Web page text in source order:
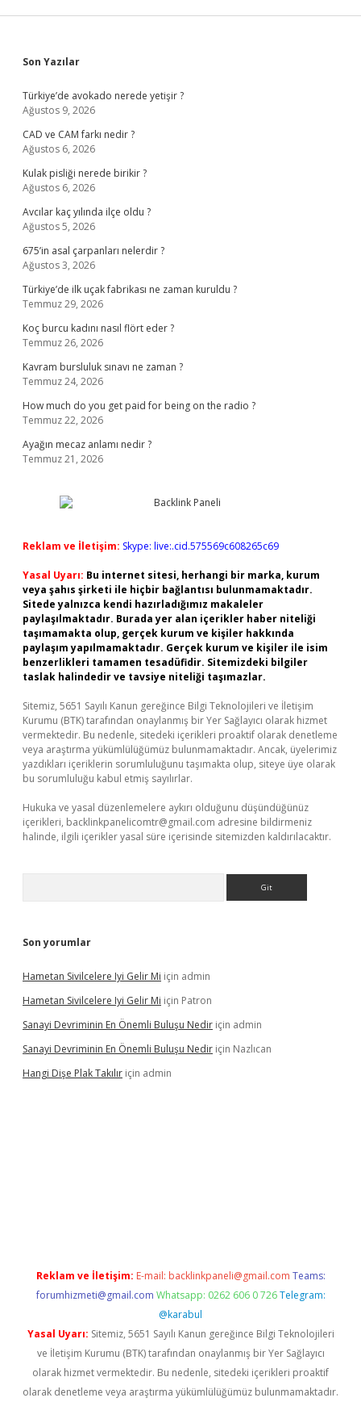
Sidebar
Son Yazılar
Türkiye’de avokado nerede yetişir ?
Ağustos 9, 2026
CAD ve CAM farkı nedir ?
Ağustos 6, 2026
Kulak pisliği nerede birikir ?
Ağustos 6, 2026
Avcılar kaç yılında ilçe oldu ?
Ağustos 5, 2026
675’in asal çarpanları nelerdir ?
Ağustos 3, 2026
Türkiye’de ilk uçak fabrikası ne zaman kuruldu ?
Temmuz 29, 2026
Koç burcu kadını nasıl flört eder ?
Temmuz 26, 2026
Kavram bursluluk sınavı ne zaman ?
Temmuz 24, 2026
How much do you get paid for being on the radio ?
Temmuz 22, 2026
Ayağın mecaz anlamı nedir ?
Temmuz 21, 2026
Reklam ve İletişim: Skype: live:.cid.575569c608265c69
Yasal Uyarı: Bu internet sitesi, herhangi bir marka, kurum
veya şahıs şirketi ile hiçbir bağlantısı bulunmamaktadır.
Sitede yalnızca kendi hazırladığımız makaleler
paylaşılmaktadır. Burada yer alan içerikler haber niteliği
taşımamakta olup, gerçek kurum ve kişiler hakkında
paylaşım yapılmamaktadır. Gerçek kurum ve kişiler ile isim
benzerlikleri tamamen tesadüfidir. Sitemizdeki bilgiler
taslak halindedir ve tavsiye niteliği taşımazlar.
Sitemiz, 5651 Sayılı Kanun gereğince Bilgi Teknolojileri ve İletişim
Kurumu (BTK) tarafından onaylanmış bir Yer Sağlayıcı olarak hizmet
vermektedir. Bu nedenle, sitedeki içerikleri proaktif olarak denetleme
veya araştırma yükümlülüğümüz bulunmamaktadır. Ancak, üyelerimiz
yazdıkları içeriklerin sorumluluğunu taşımakta olup, siteye üye olarak
bu sorumluluğu kabul etmiş sayılırlar.
Hukuka ve yasal düzenlemelere aykırı olduğunu düşündüğünüz
içerikleri, backlinkpanelicomtr@gmail.com adresine bildirmeniz
halinde, ilgili içerikler yasal süre içerisinde sitemizden kaldırılacaktır.
Son yorumlar
Hametan Sivilcelere Iyi Gelir Mi için admin
Hametan Sivilcelere Iyi Gelir Mi için Patron
Sanayi Devriminin En Önemli Buluşu Nedir için admin
Sanayi Devriminin En Önemli Buluşu Nedir için Nazlıcan
Hangi Dişe Plak Takılır için admin
Reklam ve İletişim: E-mail: backlinkpaneli@gmail.com Teams:
forumhizmeti@gmail.com Whatsapp: 0262 606 0 726 Telegram:
@karabul
Yasal Uyarı: Sitemiz, 5651 Sayılı Kanun gereğince Bilgi Teknolojileri
ve İletişim Kurumu (BTK) tarafından onaylanmış bir Yer Sağlayıcı
olarak hizmet vermektedir. Bu nedenle, sitedeki içerikleri proaktif
olarak denetleme veya araştırma yükümlülüğümüz bulunmamaktadır.